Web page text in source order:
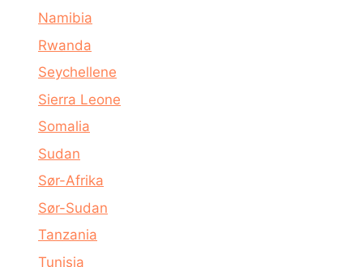
Namibia
Rwanda
Seychellene
Sierra Leone
Somalia
Sudan
Sør-Afrika
Sør-Sudan
Tanzania
Tunisia